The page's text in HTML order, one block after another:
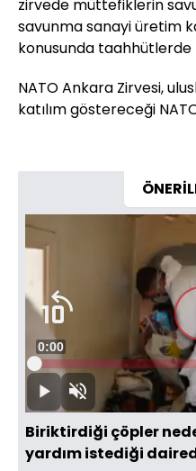
zirvede müttefiklerin
savunma sanayi üretim
konusunda taahhütlerde
NATO Ankara Zirvesi,
katılım göstereceği
DuraklatSesi
Aç
Süre
0:00
Yüklendi:
1.41%
Biriktirdiği çöpler
yardım istediği